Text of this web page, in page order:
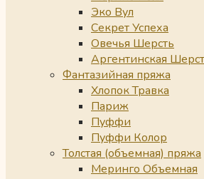
Эко Вул
Секрет Успеха
Овечья Шерсть
Аргентинская
Фантазийная пряжа
Хлопок Травка
Париж
Пуффи
Пуффи Колор
Толстая (объемная) пряжа
Меринго Объемная